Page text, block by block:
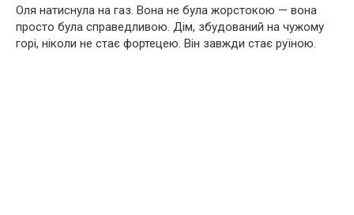
Оля натиснула на газ. Вона не була жорстокою — вона
просто була справедливою. Дім, збудований на чужому
горі, ніколи не стає фортецею. Він завжди стає руїною.